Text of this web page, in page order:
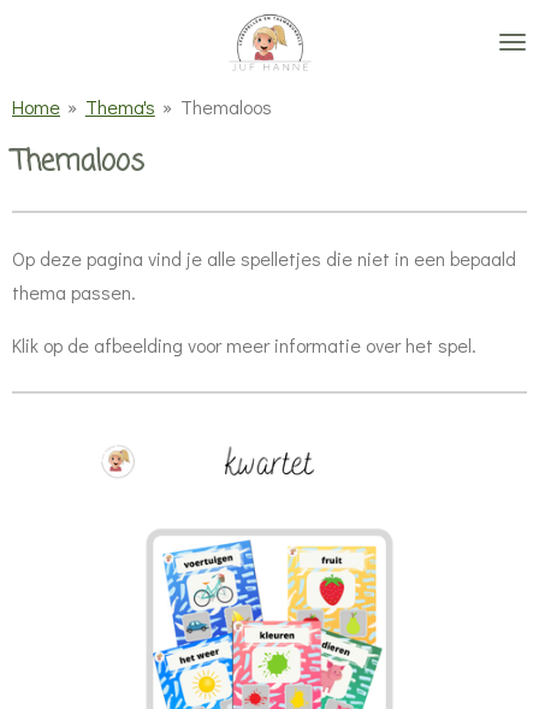
hoofdinhoud
Home » Thema's » Themaloos
Themaloos
Op deze pagina vind je alle spelletjes die niet in een bepaald
thema passen.
Klik op de afbeelding voor meer informatie over het spel.